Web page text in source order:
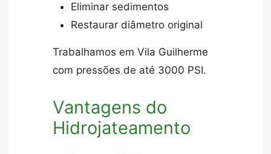
Eliminar sedimentos
Restaurar diâmetro original
Trabalhamos em Vila Guilherme
com pressões de até 3000 PSI.
Vantagens do
Hidrojateamento